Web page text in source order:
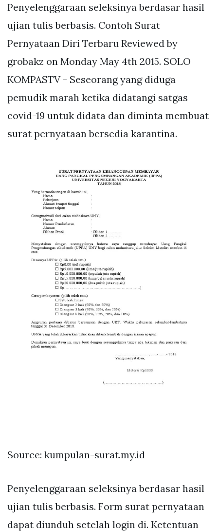
Penyelenggaraan seleksinya berdasar hasil
ujian tulis berbasis. Contoh Surat
Pernyataan Diri Terbaru Reviewed by
grobakz on Monday May 4th 2015. SOLO
KOMPASTV - Seseorang yang diduga
pemudik marah ketika didatangi satgas
covid-19 untuk didata dan diminta membuat
surat pernyataan bersedia karantina.
Source: kumpulan-surat.my.id
Penyelenggaraan seleksinya berdasar hasil
ujian tulis berbasis. Form surat pernyataan
dapat diunduh setelah login di. Ketentuan